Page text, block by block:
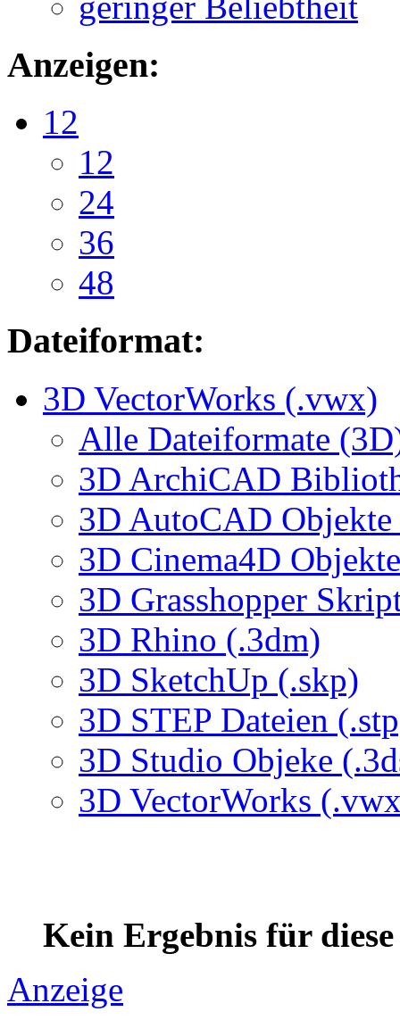
Anzeigen:
12
12
24
36
48
Dateiformat:
3D VectorWorks (.vwx)
Alle Dateiformate
3D ArchiCAD
3D AutoCAD
3D Cinema4D
3D Grasshopper
3D Rhino (.3dm)
3D SketchUp (.skp)
3D STEP Dateien
3D Studio Objeke
3D VectorWorks
Kein Ergebnis für
Anzeige